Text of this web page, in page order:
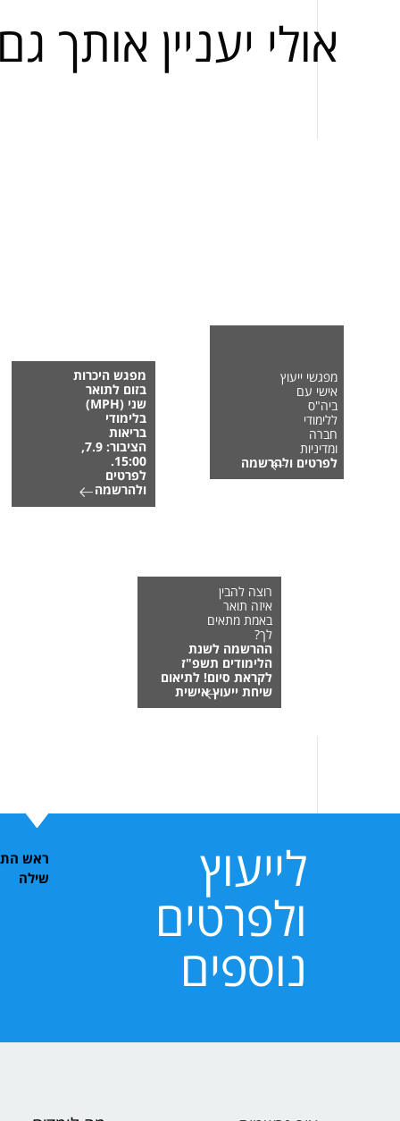
אולי יעניין אותך גם
מפגשי ייעוץ
אישי עם
ביה"ס
ללימודי
חברה
ומדיניות
לפרטים ולהרשמה
מפגש היכרות
בזום לתואר
שני (MPH)
בלימודי
בריאות
הציבור: 7.9,
15:00.
לפרטים
ולהרשמה
רוצה להבין
איזה תואר
באמת מתאים
לך?
ההרשמה לשנת
הלימודים תשפ"ז
לקראת סיום! לתיאום
שיחת ייעוץ אישית
לייעוץ
ולפרטים
נוספים
ראש
שילה